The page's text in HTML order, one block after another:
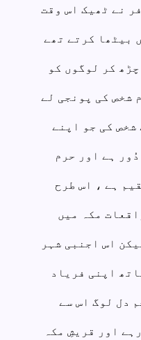
نے ٹھیک اس وقت
بیٹھا کرتے تھے
کر لوگوں کو
شخص کی پونجی لے
شخص کی جو اپنے
ہے اور حرم
ہے ، اس طرح
مکہ میں
اس اجنبی شہر
اپنی فریاد
دل لوگ اس سے
اور قریشِ مکہ